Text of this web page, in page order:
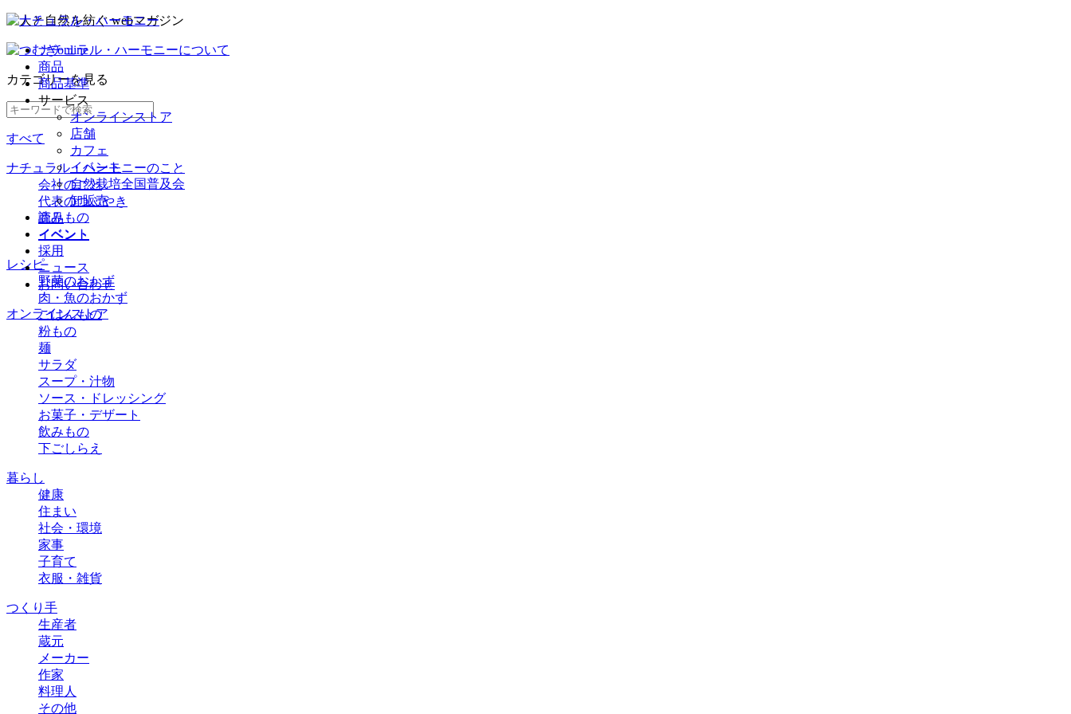
ナチュラル・ハーモニーについて
商品
商品基準
サービス
オンラインストア
店舗
カフェ
イベント
自然栽培全国普及会
卸販売
読みもの
イベント
採用
ニュース
お問い合わせ
オンラインストア
カテゴリーを見る
すべて
ナチュラル・ハーモニーのこと
会社のこと
代表のつぶやき
商品
イベント
レシピ
野菜のおかず
肉・魚のおかず
ごはんもの
粉もの
麺
サラダ
スープ・汁物
ソース・ドレッシング
お菓子・デザート
飲みもの
下ごしらえ
暮らし
健康
住まい
社会・環境
家事
子育て
衣服・雑貨
つくり手
生産者
蔵元
メーカー
作家
料理人
その他